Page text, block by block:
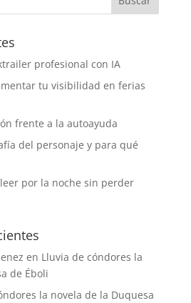
profesional con IA
tu visibilidad en ferias
frente a la autoayuda
del personaje y para qué
por la noche sin perder
en Lluvia de cóndores la
de Éboli
la novela de la Duquesa